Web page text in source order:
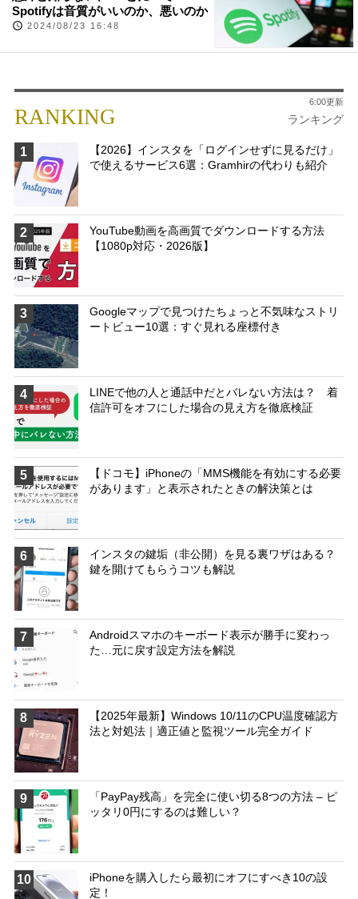
Spotifyは音質がいいのか、悪いのか
2024/08/23 16:48
RANKING ランキング
6:00更新
1
【2026】インスタを「ログインせずに見るだけ」
で使えるサービス6選：Gramhirの代わりも紹介
2
YouTube動画を高画質でダウンロードする方法
【1080p対応・2026版】
3
Googleマップで見つけたちょっと不気味なストリ
ートビュー10選：すぐ見れる座標付き
4
LINEで他の人と通話中だとバレない方法は？ 着
信許可をオフにした場合の見え方を徹底検証
5
【ドコモ】iPhoneの「MMS機能を有効にする必要
があります」と表示されたときの解決策とは
6
インスタの鍵垢（非公開）を見る裏ワザはある？
鍵を開けてもらうコツも解説
7
Androidスマホのキーボード表示が勝手に変わっ
た…元に戻す設定方法を解説
8
【2025年最新】Windows 10/11のCPU温度確認方
法と対処法｜適正値と監視ツール完全ガイド
9
「PayPay残高」を完全に使い切る8つの方法 – ピ
ッタリ0円にするのは難しい？
10
iPhoneを購入したら最初にオフにすべき10の設
定！